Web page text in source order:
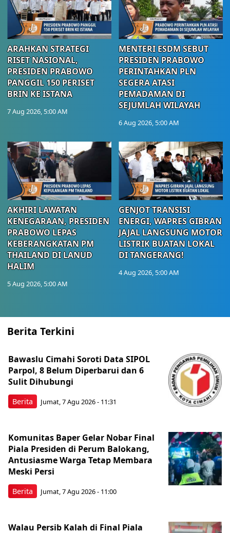
ARAHKAN STRATEGI
RISET NASIONAL,
PRESIDEN PRABOWO
PANGGIL 150 PERISET
BRIN KE ISTANA
7 Aug 2026, 5:00 AM
MENTERI ESDM SEBUT
PRESIDEN PRABOWO
PERINTAHKAN PLN
SEGERA ATASI
PEMADAMAN DI
SEJUMLAH WILAYAH
6 Aug 2026, 5:00 AM
AKHIRI LAWATAN
KENEGARAAN, PRESIDEN
PRABOWO LEPAS
KEBERANGKATAN PM
THAILAND DI LANUD
HALIM
5 Aug 2026, 5:00 AM
GENJOT TRANSISI
ENERGI, WAPRES GIBRAN
JAJAL LANGSUNG MOTOR
LISTRIK BUATAN LOKAL
DI TANGERANG!
4 Aug 2026, 5:00 AM
Berita Terkini
Berita
Bawaslu Cimahi Soroti Data SIPOL
Parpol, 8 Belum Diperbarui dan 6
Sulit Dihubungi
Jumat, 7 Agu 2026 - 11:31
Berita
Komunitas Baper Gelar Nobar Final
Piala Presiden di Perum Balokang,
Antusiasme Warga Tetap Membara
Meski Persi
Jumat, 7 Agu 2026 - 11:00
Walau Persib Kalah di Final Piala